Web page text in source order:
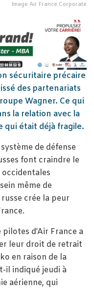
Image Air France Corporate
sécuritaire précaire
des partenariats
Wagner. Ce qui
la relation avec la
qui était déjà fragile.
de défense
font craindre le
occidentales
même de
crée la peur
d’Air France a
leur droit de retrait
en raison de la
il indiqué jeudi à
aérienne, qui